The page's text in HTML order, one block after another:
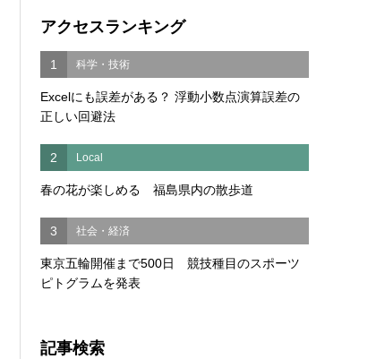
アクセスランキング
1 科学・技術
Excelにも誤差がある？ 浮動小数点演算誤差の
正しい回避法
2 Local
春の花が楽しめる 福島県内の散歩道
3 社会・経済
東京五輪開催まで500日 競技種目のスポーツ
ピトグラムを発表
記事検索